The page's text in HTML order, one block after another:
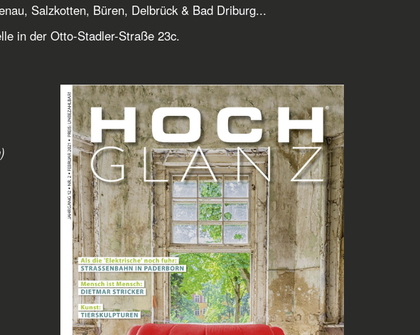
Salzkotten, Büren, Delbrück & Bad Driburg...
in der Otto-Stadler-Straße 23c.